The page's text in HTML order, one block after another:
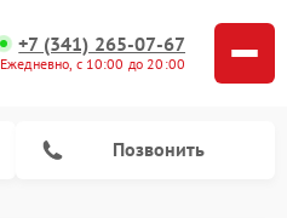
+7 (341) 265-07-67
Ежедневно, с 10:00 до 20:00
Позвонить